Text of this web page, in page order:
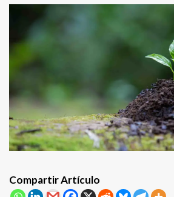
Compartir Artículo